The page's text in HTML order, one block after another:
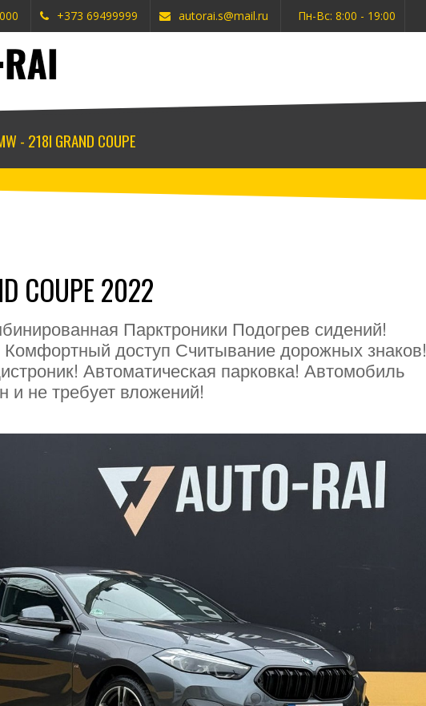
+373 69499999 autorai.s@mail.ru Пн-Вс: 8:00 - 19:00
- 218I GRAND COUPE
COUPE 2022
Парктроники Подогрев сидений!
доступ Считывание дорожных знаков!
Автоматическая парковка! Автомобиль
и не требует вложений!